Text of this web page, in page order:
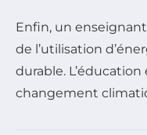
Enfin, un
de l’utilisation
durable.
changement